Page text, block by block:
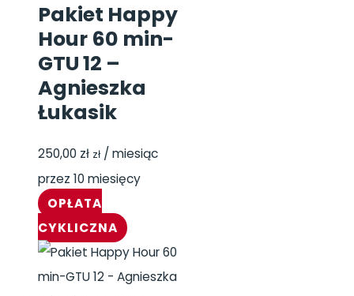
Pakiet Happy
Hour 60 min-
GTU 12 –
Agnieszka
Łukasik
250,00 zł zł / miesiąc
przez 10 miesięcy
OPŁATA
CYKLICZNA